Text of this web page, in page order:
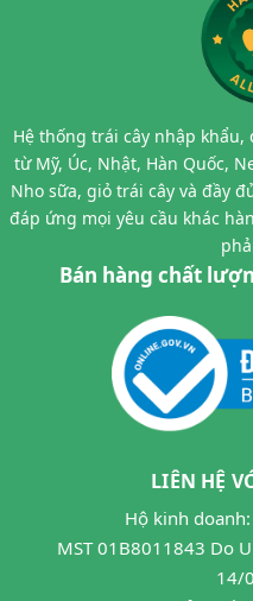
Hệ thống trái cây nhập
từ Mỹ, Úc, Nhật, Hàn Quốc,
Nho sữa, giỏ trái cây và đầy
đáp ứng mọi yêu cầu khác
Bán hàng chất
LIÊN HỆ
Hộ kinh
MST 01B8011843 Do
14/